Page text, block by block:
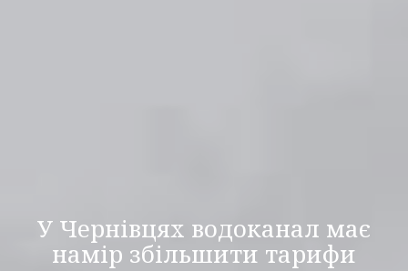
У Чернівцях водоканал має
намір збільшити тарифи